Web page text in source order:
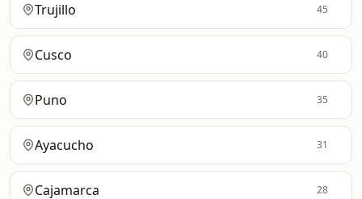
Trujillo 45
Cusco 40
Puno 35
Ayacucho 31
Cajamarca 28